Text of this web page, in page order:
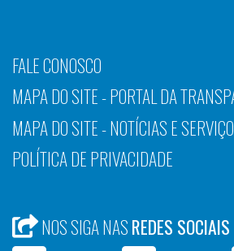
FALE CONOSCO
MAPA DO SITE - PORTAL DA
MAPA DO SITE - NOTÍCIAS E
POLÍTICA DE PRIVACIDADE
NOS SIGA NASREDES SOCIAIS